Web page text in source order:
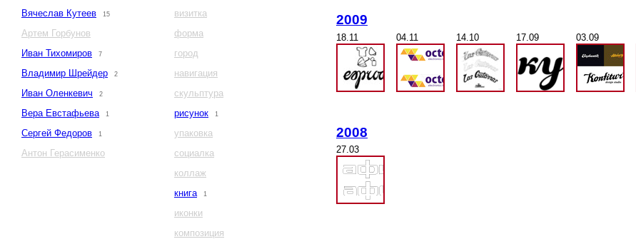
Вячеслав Кутеев 15
Артем Горбунов
Иван Тихомиров
7
Владимир Шрейдер 2
Иван Оленкевич 2
Вера Евстафьева 1
Сергей Федоров 1
Антон Герасименко
визитка
форма
город
навигация
скульптура
рисунок
1
упаковка
социалка
коллаж
книга
1
иконки
композиция
2009
18.11 04.11 14.10 17.09 03.09
2008
27.03